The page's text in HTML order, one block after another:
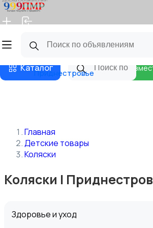
Главная
Каталог
Приднестровье
Главная
Детские товары
Коляски
Коляски |
Здоровье и уход